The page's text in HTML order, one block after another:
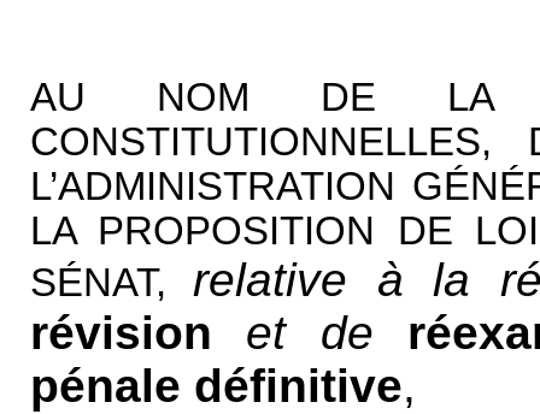
AU NOM DE LA
L’ADMINISTRATION
LA PROPOSITION DE
SÉNAT, relative à la
révision et de
pénale définitive,